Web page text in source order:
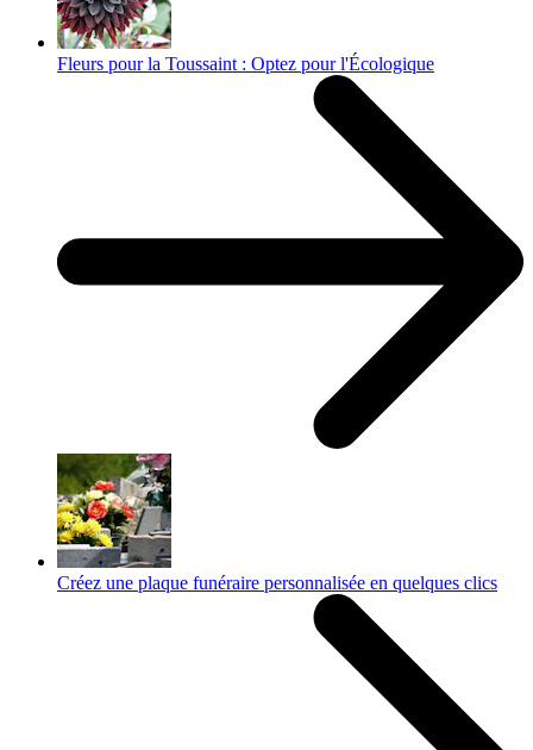
Fleurs pour la Toussaint : Optez pour l'Écologique
Créez une plaque funéraire personnalisée en quelques clics